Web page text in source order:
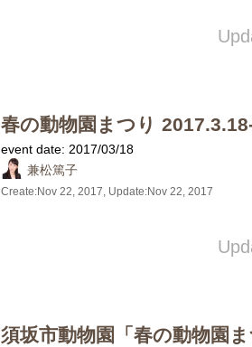
春の動物園まつり
event date: 2017/03/18
兼松篤子
Create:Nov 22, 2017, Update:Nov 22, 2017
須坂市動物園「春の動物園